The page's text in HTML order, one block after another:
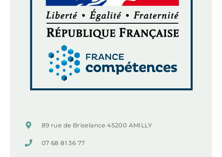
89 rue de Briselance 45200 AMILLY
07 68 81 36 77